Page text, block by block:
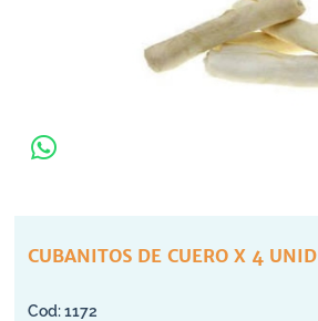
CUBANITOS DE CUERO X 4 UNID
1172